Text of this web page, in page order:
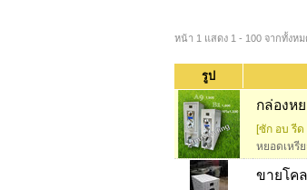
หน้า 1 แสดง 1 - 100 จากทั้งห
รูป
กล่องห
[ซัก อบ รีด
หยอดเหรี
ขายโค